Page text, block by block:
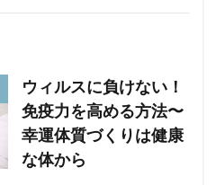
ウィルスに負けない！
免疫力を高める方法〜
幸運体質づくりは健康
な体から